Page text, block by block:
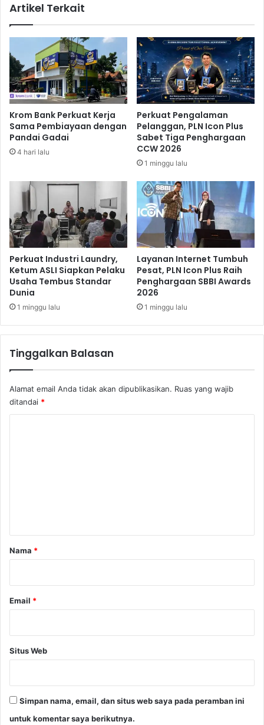
s
n
d
u
k
a
i
t
a
n
o
r
l
r
n
a
l
D
i
L
i
g
r
o
a
Artikel Terkait
Krom Bank Perkuat Kerja
Sama Pembiayaan dengan
Pandai Gadai
4 hari lalu
Perkuat Pengalaman
Pelanggan, PLN Icon Plus
Sabet Tiga Penghargaan
CCW 2026
1 minggu lalu
Perkuat Industri Laundry,
Ketum ASLI Siapkan Pelaku
Usaha Tembus Standar
Dunia
1 minggu lalu
Layanan Internet Tumbuh
Pesat, PLN Icon Plus Raih
Penghargaan SBBI Awards
2026
1 minggu lalu
Tinggalkan Balasan
Alamat email Anda tidak akan dipublikasikan. Ruas yang wajib
ditandai *
rNama *
Email *
Situs Web
Simpan nama, email, dan situs web saya pada peramban ini
untuk komentar saya berikutnya.